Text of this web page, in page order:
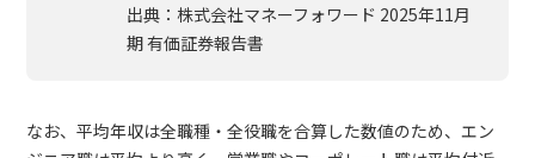
出典：株式会社マネーフォワード 2025年11月
期 有価証券報告書
なお、平均年収は全職種・全役職を合算した数値のため、エン